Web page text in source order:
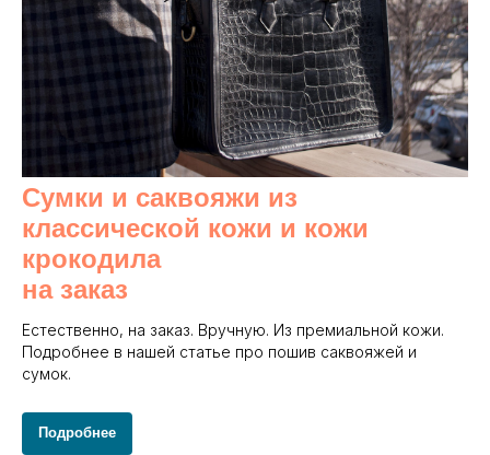
Сумки и саквояжи из
классической кожи и кожи
крокодила
на заказ
Естественно, на заказ. Вручную. Из премиальной кожи.
Подробнее в нашей статье про пошив саквояжей и
сумок.
Подробнее